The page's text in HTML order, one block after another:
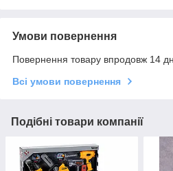
Умови повернення
Повернення товару впродовж 14
Всі умови повернення
Подібні товари компанії